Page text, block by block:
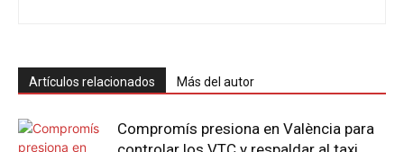
Artículos relacionados Más del autor
Compromís presiona en València para